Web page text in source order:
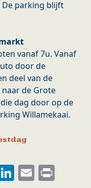
De parking blijft
vanaf 7u. Vanaf
door de
deel van de
de Grote
dag door op de
Willamekaai.
LinkedIn
Email